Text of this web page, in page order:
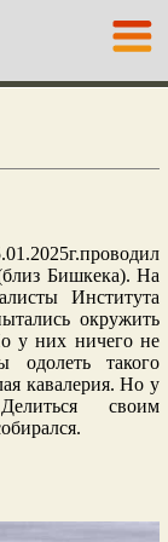
Бишкека). На
Института
окружить
у них ничего не
одолеть такого
кавалерия. Но у
своим